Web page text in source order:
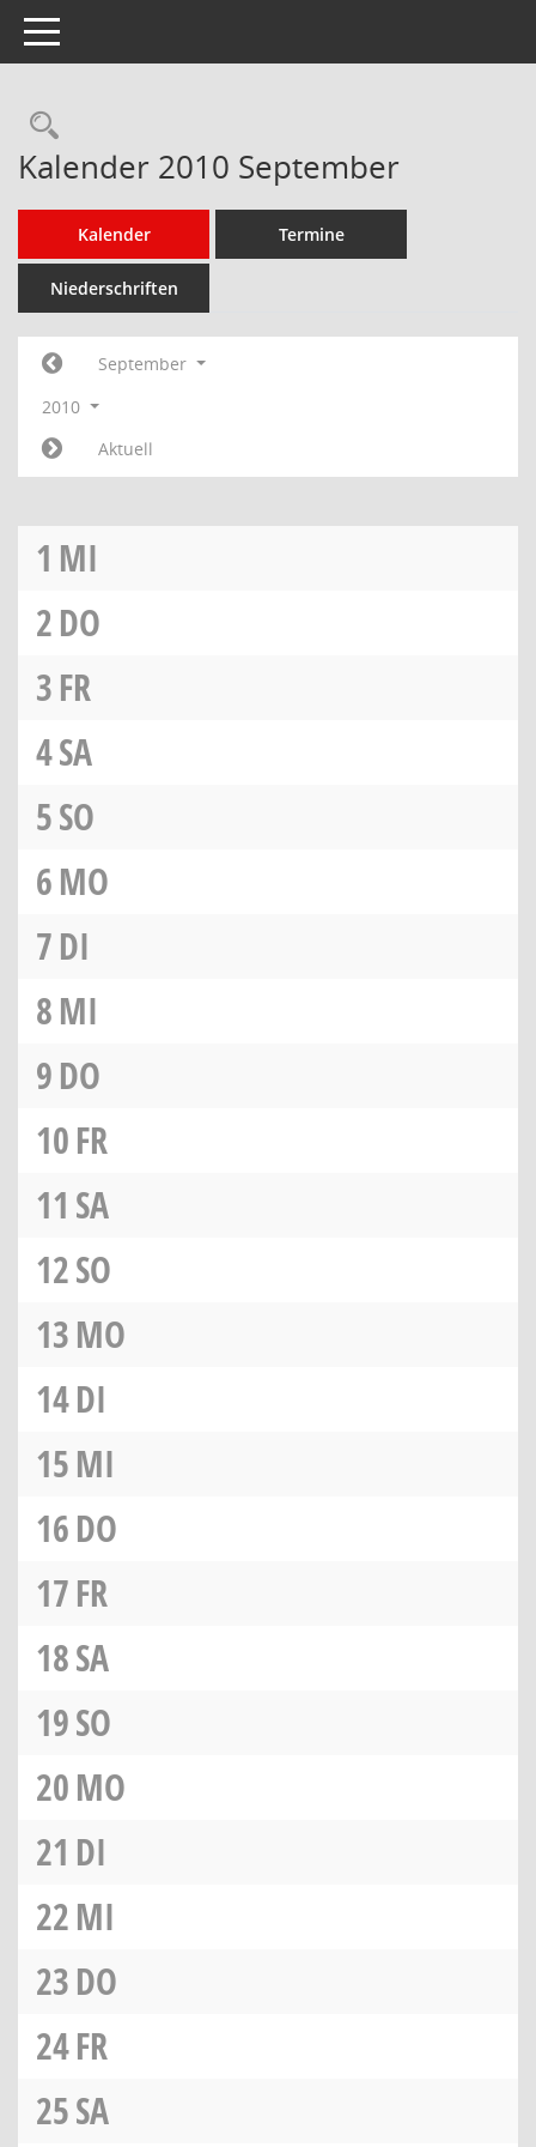
Toggle navigation
Rechercheauswahl
Kalender 2010 September
Kalender Termine
Niederschriften
September
2010
Aktuell
1 MI
2DO
3FR
4SA
5SO
6MO
7DI
8MI
9DO
10FR
11 SA
12SO
13MO
14DI
15MI
16DO
17FR
18SA
19SO
20MO
21 DI
22MI
23DO
24FR
25SA